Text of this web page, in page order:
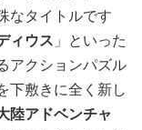
なタイトルです
ィウス 」といった
アクションパズル
下敷きに全く新し
陸アドベンチャ